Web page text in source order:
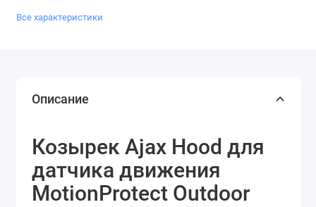
Все характеристики
Описание
Козырек Ajax Hood для
датчика движения
MotionProtect Outdoor